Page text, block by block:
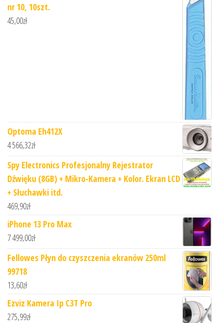
nr 10, 10szt.
45,00zł
Optoma Eh412X
4 566,32zł
Spy Electronics Profesjonalny Rejestrator
Dźwięku (8GB) + Mikro-Kamera + Kolor. Ekran LCD
+ Słuchawki itd.
469,90zł
iPhone 13 Pro Max
7 499,00zł
Fellowes Płyn do czyszczenia ekranów 250ml
99718
13,60zł
Ezviz Kamera Ip C3T Pro
275,99zł